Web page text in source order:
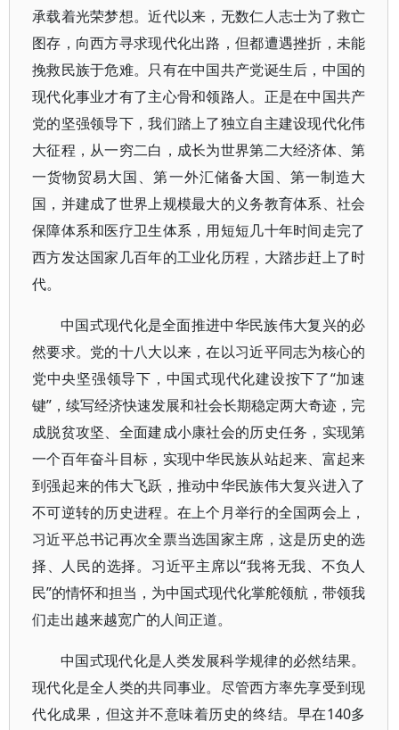
承载着光荣梦想。近代以来，无数仁人志士为了救亡
图存，向西方寻求现代化出路，但都遭遇挫折，未能
挽救民族于危难。只有在中国共产党诞生后，中国的
现代化事业才有了主心骨和领路人。正是在中国共产
党的坚强领导下，我们踏上了独立自主建设现代化伟
大征程，从一穷二白，成长为世界第二大经济体、第
一货物贸易大国、第一外汇储备大国、第一制造大
国，并建成了世界上规模最大的义务教育体系、社会
保障体系和医疗卫生体系，用短短几十年时间走完了
西方发达国家几百年的工业化历程，大踏步赶上了时
代。
中国式现代化是全面推进中华民族伟大复兴的必
然要求。党的十八大以来，在以习近平同志为核心的
党中央坚强领导下，中国式现代化建设按下了“加速
键”，续写经济快速发展和社会长期稳定两大奇迹，完
成脱贫攻坚、全面建成小康社会的历史任务，实现第
一个百年奋斗目标，实现中华民族从站起来、富起来
到强起来的伟大飞跃，推动中华民族伟大复兴进入了
不可逆转的历史进程。在上个月举行的全国两会上，
习近平总书记再次全票当选国家主席，这是历史的选
择、人民的选择。习近平主席以“我将无我、不负人
民”的情怀和担当，为中国式现代化掌舵领航，带领我
们走出越来越宽广的人间正道。
中国式现代化是人类发展科学规律的必然结果。
现代化是全人类的共同事业。尽管西方率先享受到现
代化成果，但这并不意味着历史的终结。早在140多